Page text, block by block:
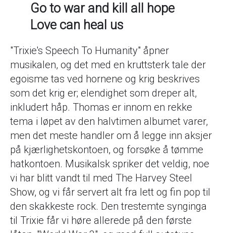
Go to war and kill all hope
Love can heal us
"Trixie's Speech To Humanity" åpner
musikalen, og det med en kruttsterk tale der
egoisme tas ved hornene og krig beskrives
som det krig er; elendighet som dreper alt,
inkludert håp. Thomas er innom en rekke
tema i løpet av den halvtimen albumet varer,
men det meste handler om å legge inn aksjer
på kjærlighetskontoen, og forsøke å tømme
hatkontoen. Musikalsk spriker det veldig, noe
vi har blitt vandt til med The Harvey Steel
Show, og vi får servert alt fra lett og fin pop til
den skakkeste rock. Den trestemte synginga
til Trixie får vi høre allerede på den første